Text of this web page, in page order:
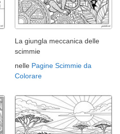
La giungla meccanica delle
scimmie
nelle Pagine Scimmie da
Colorare